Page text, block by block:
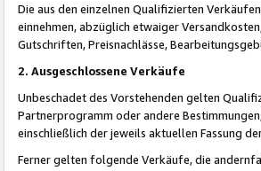
Die aus den einzelnen Qualifizierten Verkäufen
einnehmen, abzüglich etwaiger
Gutschriften, Preisnachlässe,
2. Ausgeschlossene Verkäufe
Unbeschadet des Vorstehenden gelten
Partnerprogramm oder andere
einschließlich der jeweils aktuellen Fassung
Ferner gelten folgende Verkäufe, die